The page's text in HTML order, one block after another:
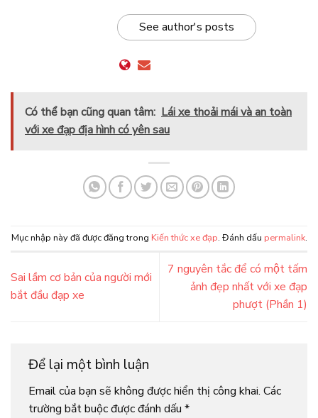
See author's posts
Có thể bạn cũng quan tâm: Lái xe thoải mái và an toàn
với xe đạp địa hình có yên sau
Mục nhập này đã được đăng trong Kiến thức xe đạp. Đánh dấu permalink.
Sai lầm cơ bản của người mới
bắt đầu đạp xe
7 nguyên tắc để có một tấm
ảnh đẹp nhất với xe đạp
phượt (Phần 1)
Để lại một bình luận
Email của bạn sẽ không được hiển thị công khai. Các
trường bắt buộc được đánh dấu *